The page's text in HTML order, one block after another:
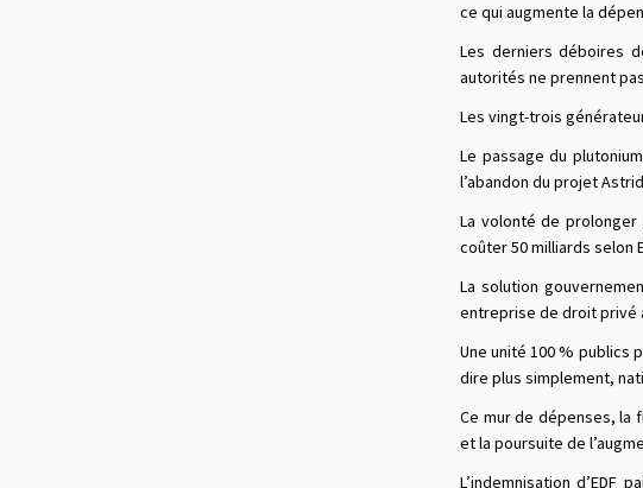
ce qui augmente la
Les derniers déboires
autorités ne prennent
Les vingt-trois
Le passage du
l’abandon du projet
La volonté de
coûter 50 milliards selon
La solution
entreprise de droit privé
Une unité 100 % publics
dire plus simplement,
Ce mur de dépenses, la
et la poursuite de
L’indemnisation d’EDF